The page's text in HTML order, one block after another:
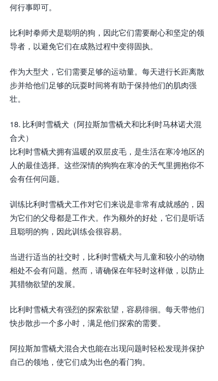
何行事即可。
比利时拳师犬是聪明的狗，因此它们需要耐心和坚定的领
导者，以避免它们在成熟过程中变得固执。
作为大型犬，它们需要足够的运动量。每天进行长距离散
步并给他们足够的玩耍时间将有助于保持他们的肌肉强
壮。
18. 比利时雪橇犬（阿拉斯加雪橇犬和比利时马林诺犬混
合犬）
比利时雪橇犬拥有温暖的双层皮毛，是生活在寒冷地区的
人的最佳选择。这些深情的狗狗在寒冷的天气里拥抱你不
会有任何问题。
训练比利时雪橇犬工作对它们来说是非常有成就感的，因
为它们的父母都是工作犬。作为额外的好处，它们是听话
且聪明的狗，因此训练会很容易。
当进行适当的社交时，比利时雪橇犬与儿童和较小的动物
相处不会有问题。然而，请确保在年轻时这样做，以防止
其猎物欲望的发展。
比利时雪橇犬有强烈的探索欲望，容易徘徊。每天带他们
快步散步一个多小时，满足他们探索的需要。
阿拉斯加雪橇犬混合犬也能在出现问题时轻松发现并保护
自己的领地，使它们成为出色的看门狗。